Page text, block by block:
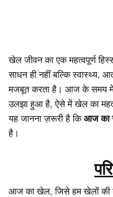
खेल जीवन का एक महत्वपूर्ण
साधन ही नहीं बल्कि स्वास्थ्य,
मजबूत करता है। आज के समय में
उलझा हुआ है, ऐसे में खेल का
यह जानना ज़रूरी है किआज का
है।
आज का खेल, जिसे हम खेलों की